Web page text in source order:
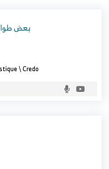
(العربية)
\Credo